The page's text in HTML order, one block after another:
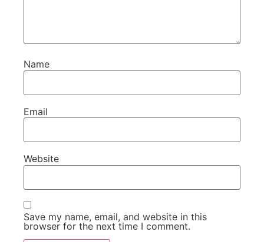
Name
Email
Website
Save my name, email, and website in this
browser for the next time I comment.